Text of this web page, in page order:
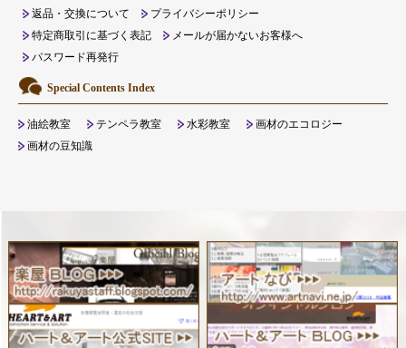
返品・交換について
プライバシーポリシー
特定商取引に基づく表記
メールが届かないお客様へ
パスワード再発行
Special Contents Index
油絵教室 テンペラ教室 水彩教室
画材のエコロジー
画材の豆知識